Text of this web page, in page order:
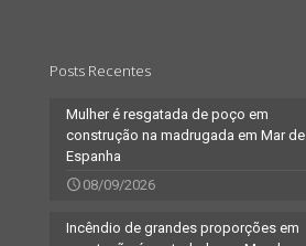
Posts Recentes
Mulher é resgatada de poço em
construção na madrugada em Mar de
Espanha
08/09/2026
Incêndio de grandes proporções em